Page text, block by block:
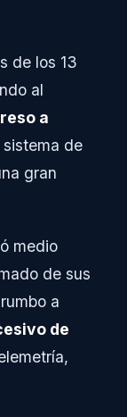
de los 13
al
a
de
gran
medio
de sus
a
de